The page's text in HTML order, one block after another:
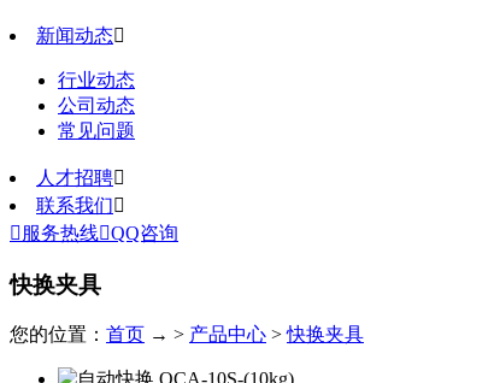
新闻动态
行业动态
公司动态
常见问题
人才招聘
联系我们
 服务热线QQ咨询
快换夹具
您的位置： 首页 → > 产品中心 >快换夹具